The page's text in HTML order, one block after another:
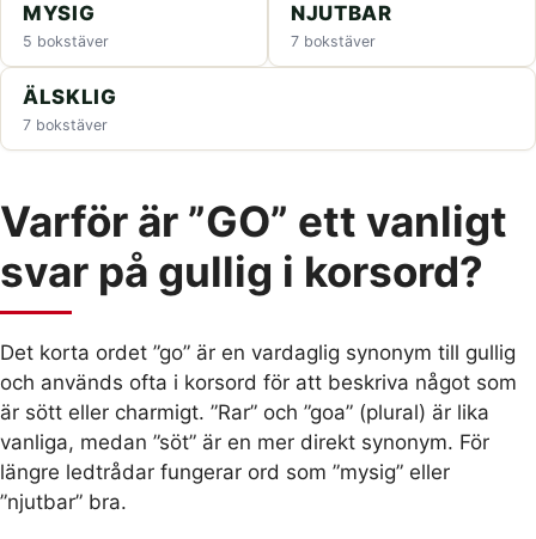
MYSIG
5 bokstäver
NJUTBAR
7 bokstäver
ÄLSKLIG
7 bokstäver
Varför är ”GO” ett vanligt
svar på gullig i korsord?
Det korta ordet ”go” är en vardaglig synonym till gullig
och används ofta i korsord för att beskriva något som
är sött eller charmigt. ”Rar” och ”goa” (plural) är lika
vanliga, medan ”söt” är en mer direkt synonym. För
längre ledtrådar fungerar ord som ”mysig” eller
”njutbar” bra.